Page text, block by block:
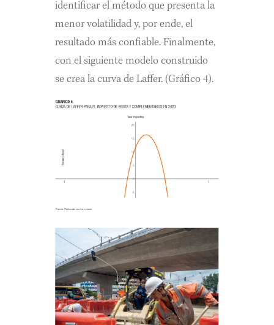
identificar el método que presenta la
menor volatilidad y, por ende, el
resultado más confiable. Finalmente,
con el siguiente modelo construido
se crea la curva de Laffer. (Gráfico 4).